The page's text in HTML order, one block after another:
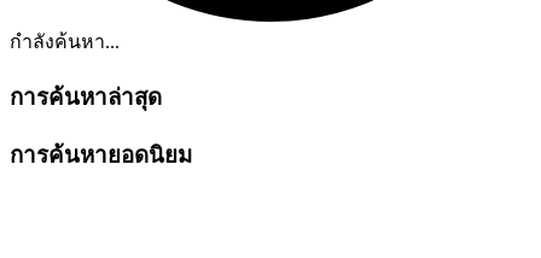
กำลังค้นหา...
การค้นหาล่าสุด
การค้นหายอดนิยม